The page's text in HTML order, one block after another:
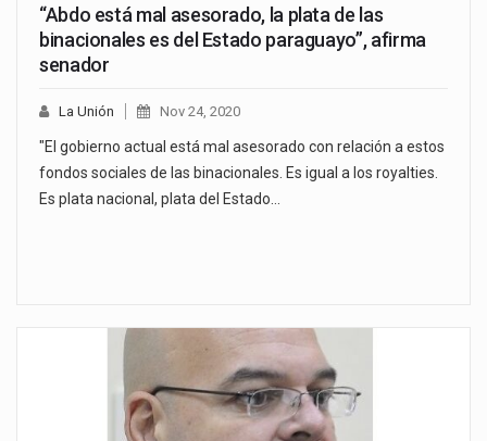
“Abdo está mal asesorado, la plata de las
binacionales es del Estado paraguayo”, afirma
senador
La Unión Nov 24, 2020
"El gobierno actual está mal asesorado con relación a estos
fondos sociales de las binacionales. Es igual a los royalties.
Es plata nacional, plata del Estado…